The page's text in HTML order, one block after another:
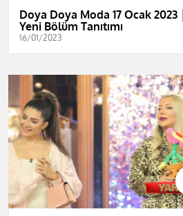
Doya Doya Moda 17 Ocak 2023 │
Yeni Bölüm Tanıtımı
16/01/2023